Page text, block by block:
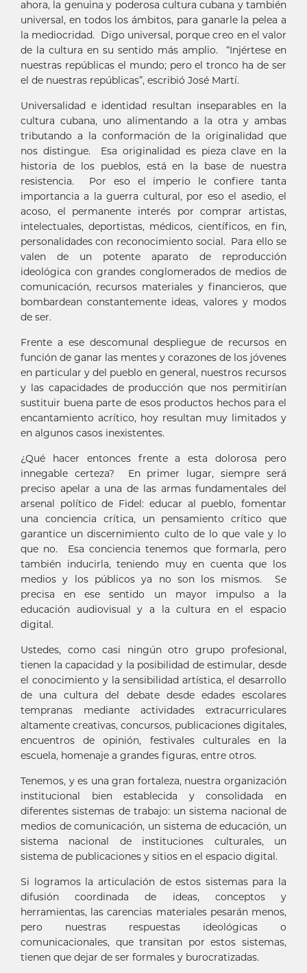
ahora, la genuina y poderosa cultura cubana y también
universal, en todos los ámbitos, para ganarle la pelea a
la mediocridad. Digo universal, porque creo en el valor
de la cultura en su sentido más amplio. “Injértese en
nuestras repúblicas el mundo; pero el tronco ha de ser
el de nuestras repúblicas”, escribió José Martí.
Universalidad e identidad resultan inseparables en la
cultura cubana, uno alimentando a la otra y ambas
tributando a la conformación de la originalidad que
nos distingue. Esa originalidad es pieza clave en la
historia de los pueblos, está en la base de nuestra
resistencia. Por eso el imperio le confiere tanta
importancia a la guerra cultural, por eso el asedio, el
acoso, el permanente interés por comprar artistas,
intelectuales, deportistas, médicos, científicos, en fin,
personalidades con reconocimiento social. Para ello se
valen de un potente aparato de reproducción
ideológica con grandes conglomerados de medios de
comunicación, recursos materiales y financieros, que
bombardean constantemente ideas, valores y modos
de ser.
Frente a ese descomunal despliegue de recursos en
función de ganar las mentes y corazones de los jóvenes
en particular y del pueblo en general, nuestros recursos
y las capacidades de producción que nos permitirían
sustituir buena parte de esos productos hechos para el
encantamiento acrítico, hoy resultan muy limitados y
en algunos casos inexistentes.
¿Qué hacer entonces frente a esta dolorosa pero
innegable certeza? En primer lugar, siempre será
preciso apelar a una de las armas fundamentales del
arsenal político de Fidel: educar al pueblo, fomentar
una conciencia crítica, un pensamiento crítico que
garantice un discernimiento culto de lo que vale y lo
que no. Esa conciencia tenemos que formarla, pero
también inducirla, teniendo muy en cuenta que los
medios y los públicos ya no son los mismos. Se
precisa en ese sentido un mayor impulso a la
educación audiovisual y a la cultura en el espacio
digital.
Ustedes, como casi ningún otro grupo profesional,
tienen la capacidad y la posibilidad de estimular, desde
el conocimiento y la sensibilidad artística, el desarrollo
de una cultura del debate desde edades escolares
tempranas mediante actividades extracurriculares
altamente creativas, concursos, publicaciones digitales,
encuentros de opinión, festivales culturales en la
escuela, homenaje a grandes figuras, entre otros.
Tenemos, y es una gran fortaleza, nuestra organización
institucional bien establecida y consolidada en
diferentes sistemas de trabajo: un sistema nacional de
medios de comunicación, un sistema de educación, un
sistema nacional de instituciones culturales, un
sistema de publicaciones y sitios en el espacio digital.
Si logramos la articulación de estos sistemas para la
difusión coordinada de ideas, conceptos y
herramientas, las carencias materiales pesarán menos,
pero nuestras respuestas ideológicas o
comunicacionales, que transitan por estos sistemas,
tienen que dejar de ser formales y burocratizadas.